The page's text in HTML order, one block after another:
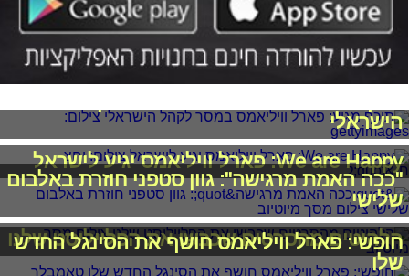
הישראלי
We are Happy: פארל וויליאמס יגיע לישראל
"ככה האמת מרגישה": גוון סטפני חוזרת באלבום
שלישי
הלהיטים מהסרטים שכבשו את הפלייליסט שלנו
חופשי: פארל וויליאמס חושף את הסינגל החדש
שלו